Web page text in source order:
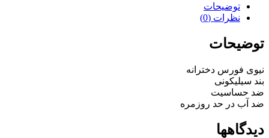
توضیحات
نظرات (0)
توضیحات
نیوی فورس دخترانه
بند سیلیکونی
ضد حساسیت
ضد آب در حد روزمره
دیدگاهها